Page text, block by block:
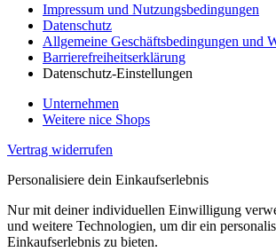
Impressum und Nutzungsbedingungen
Datenschutz
Allgemeine Geschäftsbedingungen und
Barrierefreiheitserklärung
Datenschutz-Einstellungen
Unternehmen
Weitere nice Shops
Vertrag widerrufen
Personalisiere dein Einkaufserlebnis
Nur mit deiner individuellen Einwilligung
und weitere Technologien, um dir ein
Einkaufserlebnis zu bieten.